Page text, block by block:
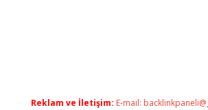
Reklam ve İletişim: E-mail: